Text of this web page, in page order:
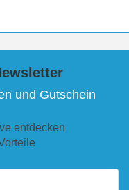
und Gutschein
entdecken